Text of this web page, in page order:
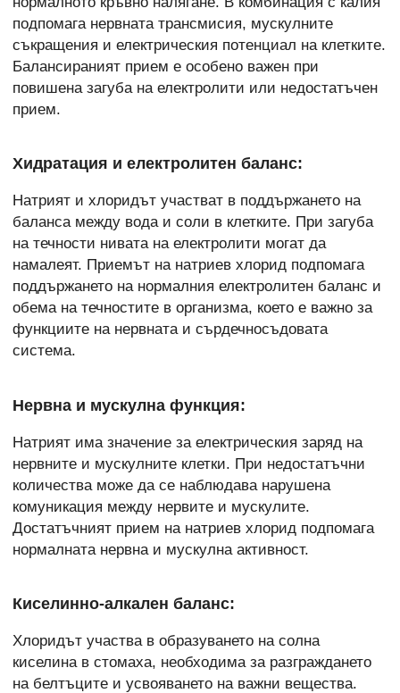
подпомага нервната трансмисия, мускулните
съкращения и електрическия потенциал на клетките.
Балансираният прием е особено важен при
повишена загуба на електролити или недостатъчен
прием.
Хидратация и електролитен баланс:
Натрият и хлоридът участват в поддържането на
баланса между вода и соли в клетките. При загуба
на течности нивата на електролити могат да
намалеят. Приемът на натриев хлорид подпомага
поддържането на нормалния електролитен баланс и
обема на течностите в организма, което е важно за
функциите на нервната и сърдечносъдовата
система.
Нервна и мускулна функция:
Натрият има значение за електрическия заряд на
нервните и мускулните клетки. При недостатъчни
количества може да се наблюдава нарушена
комуникация между нервите и мускулите.
Достатъчният прием на натриев хлорид подпомага
нормалната нервна и мускулна активност.
Киселинно-алкален баланс:
Хлоридът участва в образуването на солна
киселина в стомаха, необходима за разграждането
на белтъците и усвояването на важни вещества.